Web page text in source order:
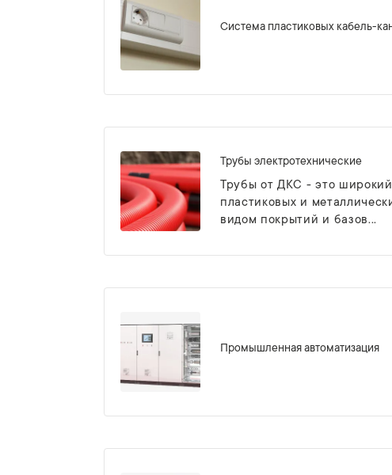
Система пластиковых кабель-
Трубы электротехнические
Трубы от ДКС - это
пластиковых и
видом покрытий и базов...
Промышленная автоматизация